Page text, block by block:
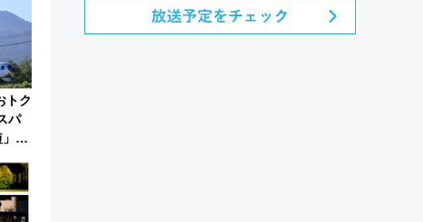
トク
パ
な